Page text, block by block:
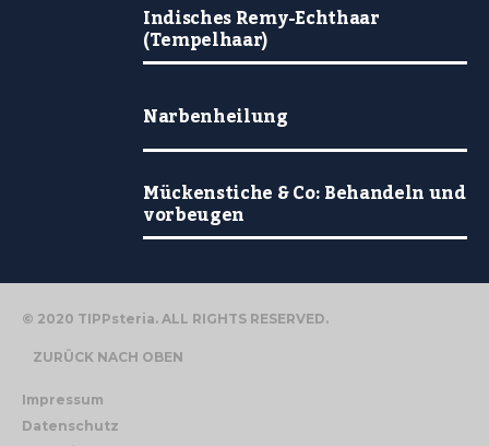
Indisches Remy-Echthaar
(Tempelhaar)
Narbenheilung
Mückenstiche & Co: Behandeln und
vorbeugen
© 2020 TIPPsteria. ALL RIGHTS RESERVED.
ZURÜCK NACH OBEN
Impressum
Datenschutz